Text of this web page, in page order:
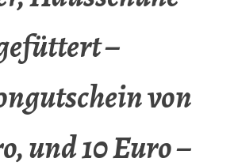
–
von
und 10 Euro –